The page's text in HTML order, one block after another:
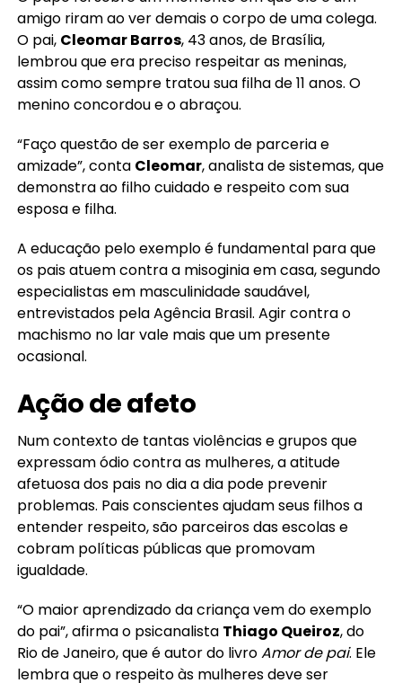
amigo riram ao ver demais o corpo de uma colega.
O pai, Cleomar Barros, 43 anos, de Brasília,
lembrou que era preciso respeitar as meninas,
assim como sempre tratou sua filha de 11 anos. O
menino concordou e o abraçou.
“Faço questão de ser exemplo de parceria e
amizade”, conta Cleomar, analista de sistemas, que
demonstra ao filho cuidado e respeito com sua
esposa e filha.
A educação pelo exemplo é fundamental para que
os pais atuem contra a misoginia em casa, segundo
especialistas em masculinidade saudável,
entrevistados pela Agência Brasil. Agir contra o
machismo no lar vale mais que um presente
ocasional.
Ação de afeto
Num contexto de tantas violências e grupos que
expressam ódio contra as mulheres, a atitude
afetuosa dos pais no dia a dia pode prevenir
problemas. Pais conscientes ajudam seus filhos a
entender respeito, são parceiros das escolas e
cobram políticas públicas que promovam
igualdade.
“O maior aprendizado da criança vem do exemplo
do pai”, afirma o psicanalista Thiago Queiroz, do
Rio de Janeiro, que é autor do livroAmor de pai. Ele
lembra que o respeito às mulheres deve ser